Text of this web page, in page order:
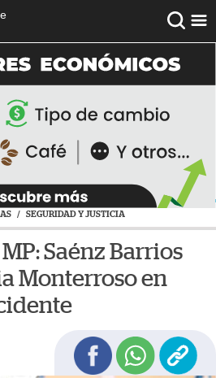
/ SEGURIDAD Y JUSTICIA
Saénz Barrios
Monterroso en